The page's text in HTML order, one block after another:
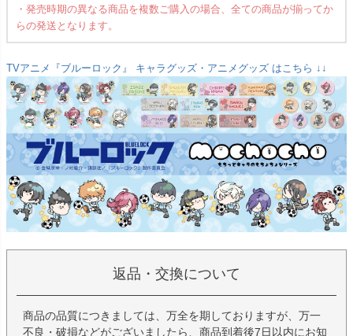
・発売時期の異なる商品を複数ご購入の場合、全ての商品が揃ってか
らの発送となります。
TVアニメ『ブルーロック』 キャラグッズ・アニメグッズ はこちら ↓↓
返品・交換について
商品の品質につきましては、万全を期しておりますが、万一
不良・破損などがございましたら、商品到着後7日以内にお知